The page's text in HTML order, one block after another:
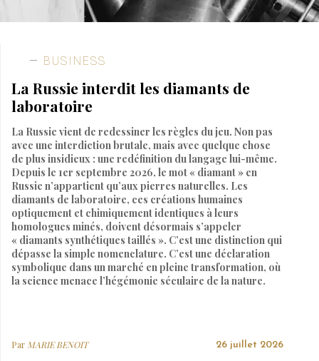
BUSINESS
La Russie interdit les diamants de
laboratoire
La Russie vient de redessiner les règles du jeu. Non pas
avec une interdiction brutale, mais avec quelque chose
de plus insidieux : une redéfinition du langage lui-même.
Depuis le 1er septembre 2026, le mot « diamant » en
Russie n’appartient qu’aux pierres naturelles. Les
diamants de laboratoire, ces créations humaines
optiquement et chimiquement identiques à leurs
homologues minés, doivent désormais s’appeler
« diamants synthétiques taillés ». C’est une distinction qui
dépasse la simple nomenclature. C’est une déclaration
symbolique dans un marché en pleine transformation, où
la science menace l’hégémonie séculaire de la nature.
Par MARIE BENOIT 26 juillet 2026